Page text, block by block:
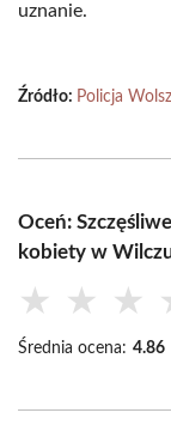
uznanie.
Źródło: Policja
Oceń:
kobiety w
★ ★ ★
Średnia ocena: 4.86